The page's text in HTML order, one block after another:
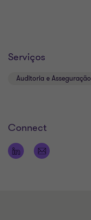
Serviços
Auditoria e Asseguração
Connect